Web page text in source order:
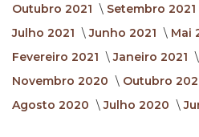
Outubro 2021
Setembro 2021
Julho 2021
Junho 2021 Mai
Fevereiro 2021
Janeiro 2021
Novembro 2020
Outubro
Agosto 2020
Julho 2020